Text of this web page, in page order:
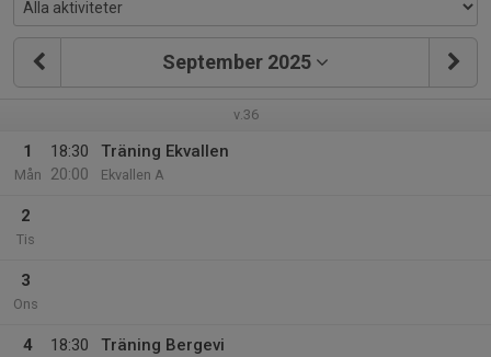
September 2025
v.36
1
Mån
18:30
20:00
Träning Ekvallen
Ekvallen A
2
Tis
3
Ons
4
18:30
Träning Bergevi